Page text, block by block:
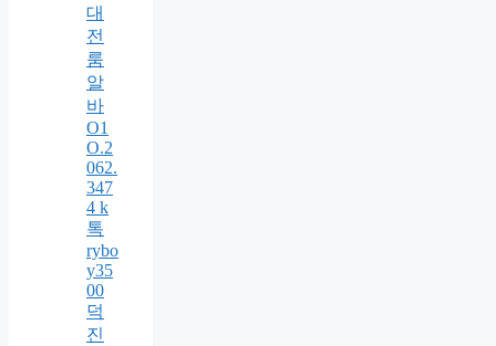
대
전
룸
알
바
O1
O.2
062.
347
4 k
톡
rybo
y35
00
덕
진